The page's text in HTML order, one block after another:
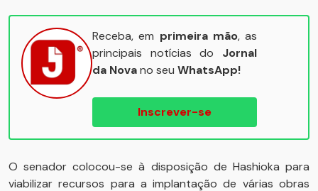
Receba, em primeira mão, as
principais notícias do Jornal
da Novano seu WhatsApp!
Inscrever-se
O senador colocou-se à disposição de Hashioka para
viabilizar recursos para a implantação de várias obras